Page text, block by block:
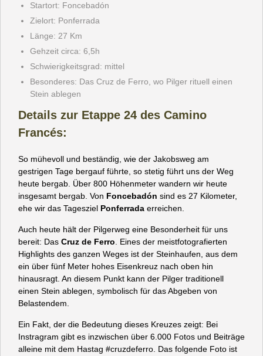
Startort: Foncebadón
Zielort: Ponferrada
Länge: 27 Km
Gehzeit circa: 6,5h
Schwierigkeitsgrad: mittel
Besonderes: Das Cruz de Ferro, wo Pilger rituell einen
Stein ablegen
Details zur Etappe 24 des Camino
Francés:
So mühevoll und beständig, wie der Jakobsweg am
gestrigen Tage bergauf führte, so stetig führt uns der Weg
heute bergab. Über 800 Höhenmeter wandern wir heute
insgesamt bergab. Von Foncebadón sind es 27 Kilometer,
ehe wir das Tagesziel Ponferrada erreichen.
Auch heute hält der Pilgerweg eine Besonderheit für uns
bereit: Das Cruz de Ferro . Eines der meistfotografierten
Highlights des ganzen Weges ist der Steinhaufen, aus dem
ein über fünf Meter hohes Eisenkreuz nach oben hin
hinausragt. An diesem Punkt kann der Pilger traditionell
einen Stein ablegen, symbolisch für das Abgeben von
Belastendem.
Ein Fakt, der die Bedeutung dieses Kreuzes zeigt: Bei
Instragram gibt es inzwischen über 6.000 Fotos und Beiträge
alleine mit dem Hastag #cruzdeferro. Das folgende Foto ist